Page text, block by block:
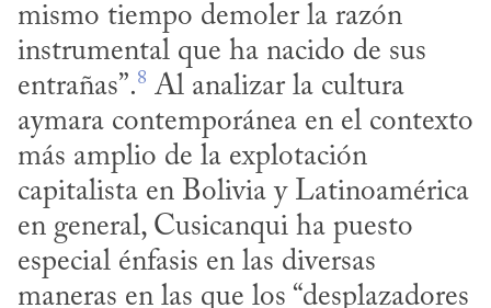
mismo tiempo demoler la razón
instrumental que ha nacido de sus
entrañas”.8 Al analizar la cultura
aymara contemporánea en el contexto
más amplio de la explotación
capitalista en Bolivia y Latinoamérica
en general, Cusicanqui ha puesto
especial énfasis en las diversas
maneras en las que los “desplazadores